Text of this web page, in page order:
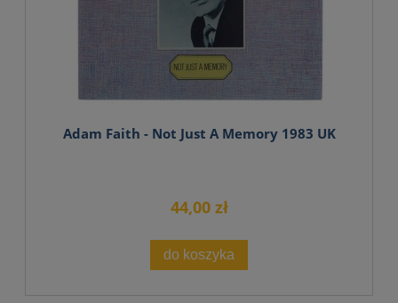
Adam Faith - Not Just A Memory 1983 UK
44,00 zł
do koszyka